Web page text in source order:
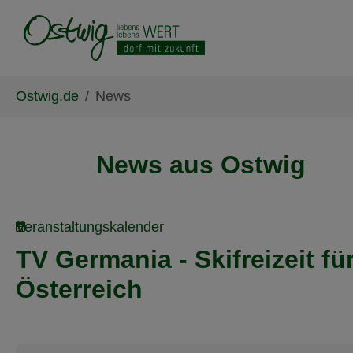
Ostwig.de News
News aus Ostwig
Veranstaltungskalender
TV Germania - Skifreizeit
Österreich